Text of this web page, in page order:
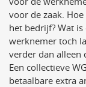
voor de zaak. Hoe
het bedrijf? Wat
werknemer toch
verder dan alleen
Een collectieve
betaalbare extra